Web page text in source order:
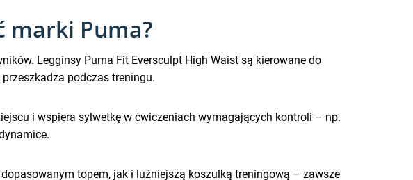
marki Puma?
Legginsy Puma Fit Eversculpt High Waist są kierowane do
podczas treningu.
i wspiera sylwetkę w ćwiczeniach wymagających kontroli – np.
topem, jak i luźniejszą koszulką treningową – zawsze